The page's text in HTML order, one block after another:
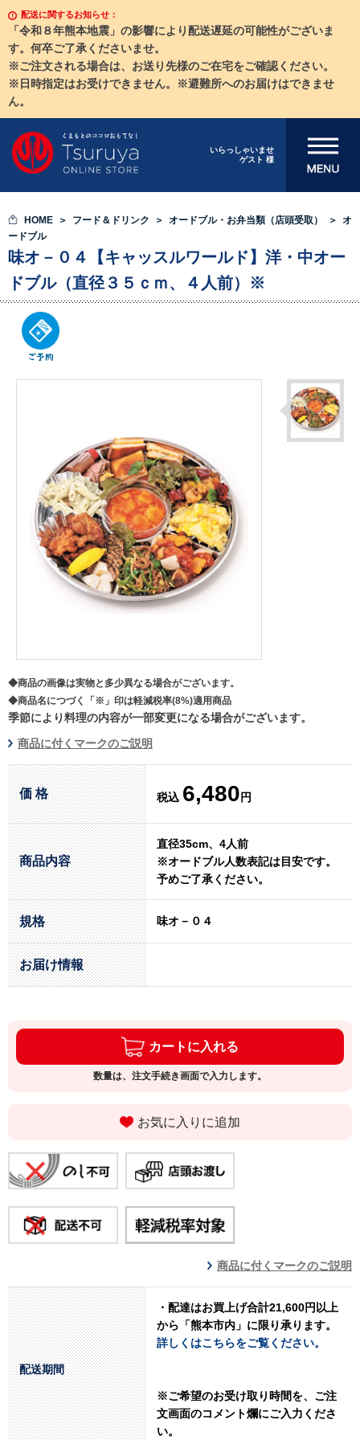
配送に関するお知らせ：
「令和８年熊本地震」の影響により配送遅延の可能性がございま
す。何卒ご了承くださいませ。
※ご注文される場合は、お送り先様のご在宅をご確認ください。
※日時指定はお受けできません。※避難所へのお届けはできませ
ん。
いらっしゃいませ
ゲスト 様
メニューを開
HOME フード＆ドリンク オードブル・お弁当類（店頭受取）
オ
ードブル
味オ－０４【キャッスルワールド】洋・中オー
ドブル（直径３５ｃｍ、４人前）※
◆商品の画像は実物と多少異なる場合がございます。
◆商品名につづく「※」印は軽減税率(8%)適用商品
季節により料理の内容が一部変更になる場合がございます。
商品に付くマークのご説明
価 格 税込 6,480 円
商品内容
直径35cm、4人前
※オードブル人数表記は目安です。
予めご了承ください。
規格 味オ－０４
お届け情報
カートに入れる
数量は、注文手続き画面で入力します。
お気に入りに追加
商品に付くマークのご説明
配送期間
・配達はお買上げ合計21,600円以上
から「熊本市内」に限り承ります。
詳しくはこちらをご覧ください。
※ご希望のお受け取り時間を、ご注
文画面のコメント爛にご入力くださ
い。